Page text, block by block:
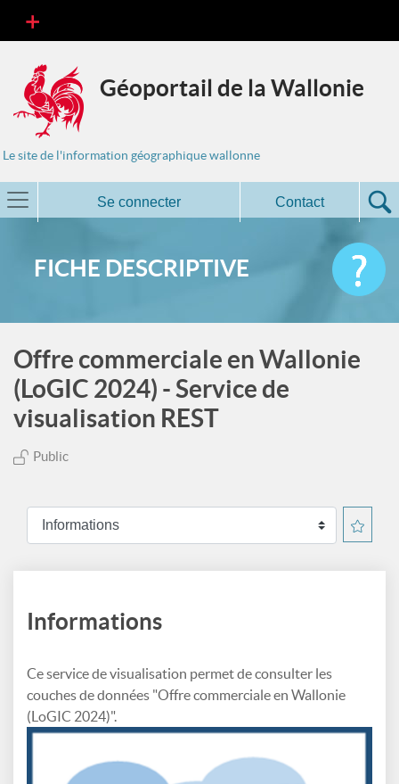
Géoportail de la Wallonie
Le site de l'information géographique wallonne
Se connecter Contact
FICHE DESCRIPTIVE
Offre commerciale en Wallonie
(LoGIC 2024) - Service de
visualisation REST
Public
Informations
Ce service de visualisation permet de consulter les
couches de données "Offre commerciale en Wallonie
(LoGIC 2024)".